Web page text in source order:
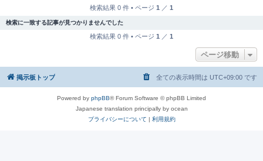
検索結果 0 件 • ページ 1 ／ 1
検索に一致する記事が見つかりませんでした
検索結果 0 件 • ページ 1 ／ 1
ページ移動
掲示板トップ 全ての表示時間は UTC+09:00 です
Powered by phpBB® Forum Software © phpBB Limited
Japanese translation principally by ocean
プライバシーについて | 利用規約